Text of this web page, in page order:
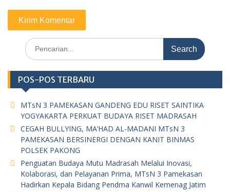
Search
for:
POS-POS TERBARU
MTsN 3 PAMEKASAN GANDENG EDU RISET SAINTIKA
YOGYAKARTA PERKUAT BUDAYA RISET MADRASAH
CEGAH BULLYING, MA’HAD AL-MADANI MTsN 3
PAMEKASAN BERSINERGI DENGAN KANIT BINMAS
POLSEK PAKONG
Penguatan Budaya Mutu Madrasah Melalui Inovasi,
Kolaborasi, dan Pelayanan Prima, MTsN 3 Pamekasan
Hadirkan Kepala Bidang Pendma Kanwil Kemenag Jatim